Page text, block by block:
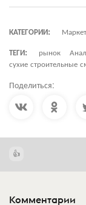
КАТЕГОРИИ:
ТЕГИ:
рынок
сухие строительные
Поделиться:
Комментарии